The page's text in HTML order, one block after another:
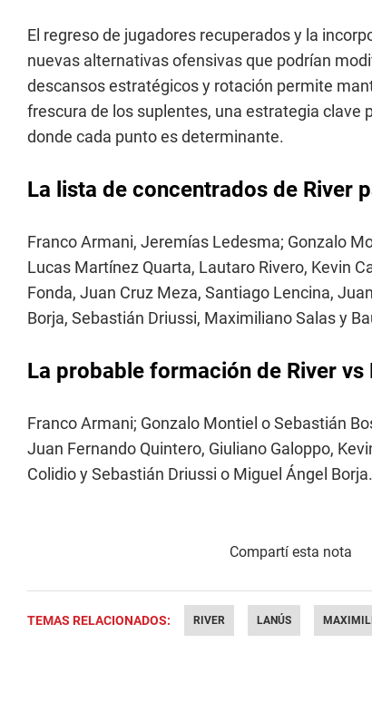
El regreso de jugadores recuperados y la
nuevas alternativas ofensivas que podrían
descansos estratégicos y rotación permite
frescura de los suplentes, una estrategia
donde cada punto es determinante.
La lista de concentrados de River
Franco Armani, Jeremías Ledesma; Gonzalo
Lucas Martínez Quarta, Lautaro Rivero, Kevin
Fonda, Juan Cruz Meza, Santiago Lencina,
Borja, Sebastián Driussi, Maximiliano Salas y
La probable formación de River vs
Franco Armani; Gonzalo Montiel o Sebastián
Juan Fernando Quintero, Giuliano Galoppo,
Colidio y Sebastián Driussi o Miguel Ángel Borja.
TEMAS RELACIONADOS: RIVER LANÚS